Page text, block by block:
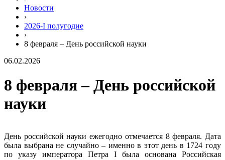
Новости
›
2026-I полугодие
›
8 февраля – День российской науки
06.02.2026
8 февраля – День российской
науки
День российской науки ежегодно отмечается 8 февраля. Дата
была выбрана не случайно – именно в этот день в 1724 году
по указу императора Петра I была основана Российская